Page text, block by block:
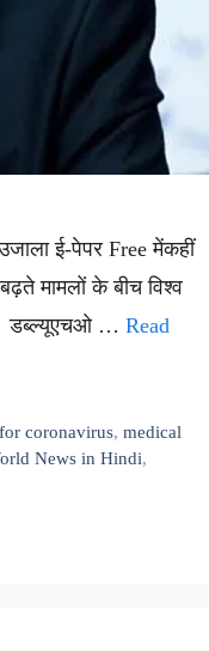
ई-पेपर Free मेंकहीं
मामलों के बीच विश्व
डब्ल्यूएचओ … Read
coronavirus,medical
News in Hindi,